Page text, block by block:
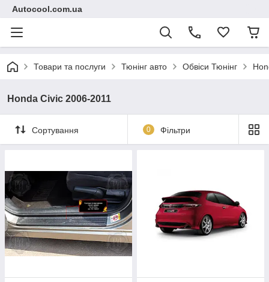
Autocool.com.ua
Товари та послуги Тюнінг авто Обвіси Тюнінг
Honda Civic 2006-2011
Сортування 0 Фільтри